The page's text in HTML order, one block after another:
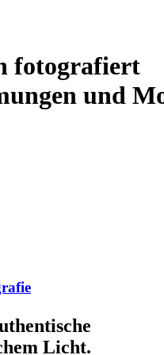
fotografiert
und
Licht.